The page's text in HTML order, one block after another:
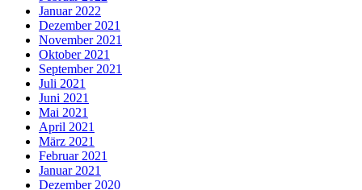
Januar 2022
Dezember 2021
November 2021
Oktober 2021
September 2021
Juli 2021
Juni 2021
Mai 2021
April 2021
März 2021
Februar 2021
Januar 2021
Dezember 2020